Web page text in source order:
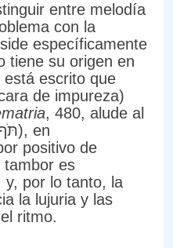
entre melodía
con la
específicamente
tiene su origen en
está escrito que
de impureza)
, 480, alude al
positivo de
tambor es
y, por lo tanto, la
la lujuria y las
ritmo.